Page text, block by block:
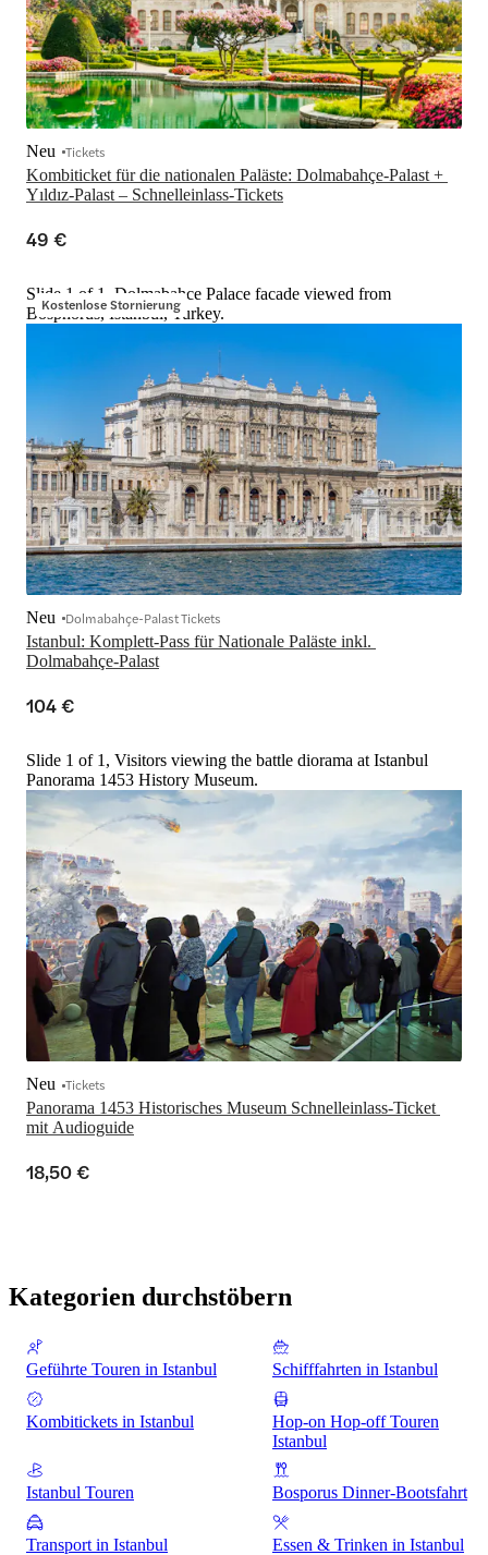
Kombiticket für die nationalen Paläste: Dolmabahçe-Palast +
Yıldız-Palast – Schnelleinlass-Tickets
Neu Tickets
49 €
Kostenlose Stornierung
Slide 1 of 1, Dolmabahce Palace facade viewed from
Bosphorus, Istanbul, Turkey.
Istanbul: Komplett-Pass für Nationale Paläste inkl.
Dolmabahçe-Palast
Neu Dolmabahçe-Palast Tickets
104 €
Slide 1 of 1, Visitors viewing the battle diorama at Istanbul
Panorama 1453 History Museum.
Panorama 1453 Historisches Museum Schnelleinlass-Ticket
mit Audioguide
Neu Tickets
18,50 €
Kategorien durchstöbern
Geführte Touren in Istanbul Schifffahrten in Istanbul
Kombitickets in Istanbul
Hop-on Hop-off Touren
Istanbul
Istanbul Touren Bosporus Dinner-Bootsfahrt
Transport in Istanbul Essen & Trinken in Istanbul